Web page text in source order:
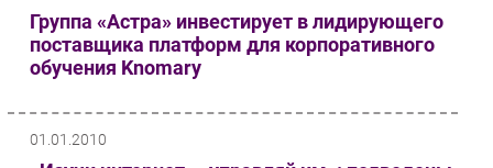
Группа «Астра» инвестирует в лидирующего
поставщика платформ для корпоративного
обучения Knomary
01.01.2010